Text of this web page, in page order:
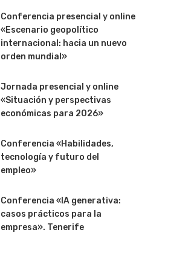
Conferencia presencial y online
«Escenario geopolítico
internacional: hacia un nuevo
orden mundial»
Jornada presencial y online
«Situación y perspectivas
económicas para 2026»
Conferencia «Habilidades,
tecnología y futuro del
empleo»
Conferencia «IA generativa:
casos prácticos para la
empresa». Tenerife